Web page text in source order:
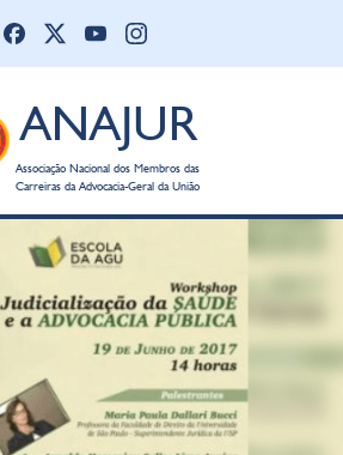
ANAJUR
Associação Nacional dos Membros das
Carreiras da Advocacia-Geral da União